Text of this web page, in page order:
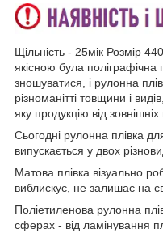
Щільність - 25мік Розмір
якісною була поліграфічна
зношуватися, і рулонна
різноманітті товщини і
яку продукцію від
Сьогодні рулонна плівка
випускається у двох
Матова плівка візуально
виблискує, не залишає на
Поліетиленова рулонна
сферах - від ламінування